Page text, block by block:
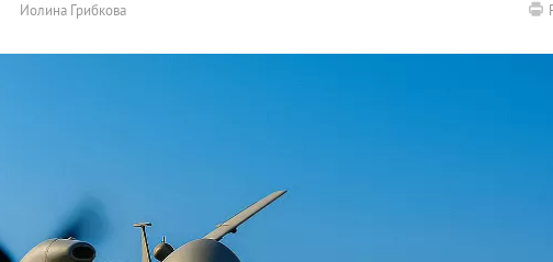
Иолина Грибкова